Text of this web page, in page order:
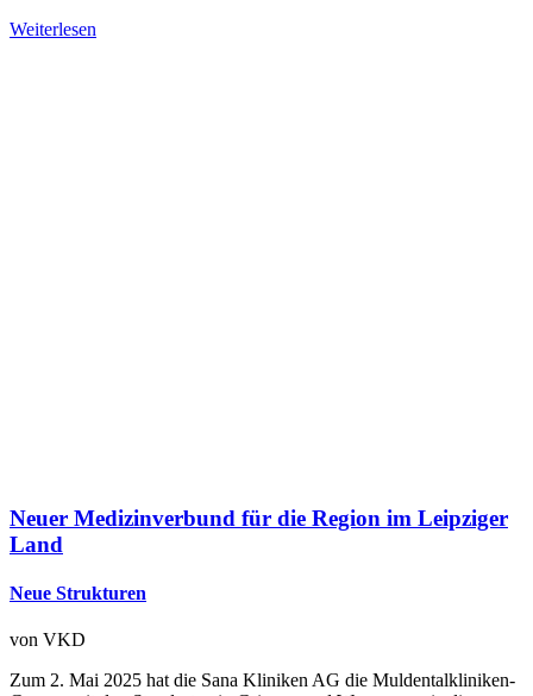
Weiterlesen
Neuer Medizinverbund für die Region im Leipziger
Land
Neue Strukturen
von VKD
Zum 2. Mai 2025 hat die Sana Kliniken AG die Muldentalkliniken-